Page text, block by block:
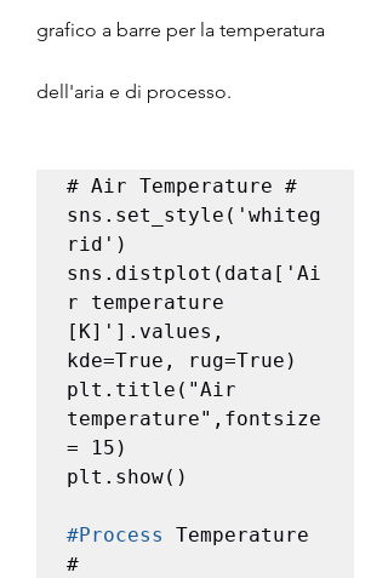
grafico a barre per la temperatura
dell'aria e di processo.
# Air Temperature #
sns.set_style('whiteg
rid')
sns.distplot(data['Ai
r temperature
[K]'].values,
kde=True, rug=True)
plt.title("Air
temperature",fontsize
= 15)
plt.show()
#Process
Temperature
#